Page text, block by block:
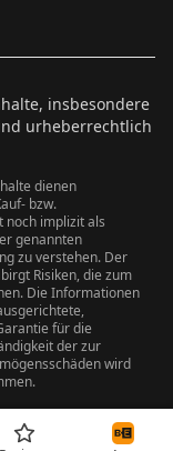
insbesondere
urheberrechtlich
dienen
bzw.
noch implizit als
genannten
zu verstehen. Der
Risiken, die zum
Die Informationen
für die
der zur
wird